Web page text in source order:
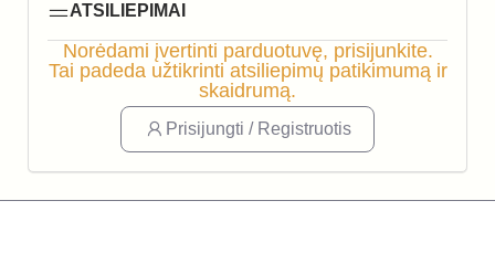
ATSILIEPIMAI
Norėdami įvertinti parduotuvę, prisijunkite.
Tai padeda užtikrinti atsiliepimų patikimumą ir
skaidrumą.
Prisijungti / Registruotis